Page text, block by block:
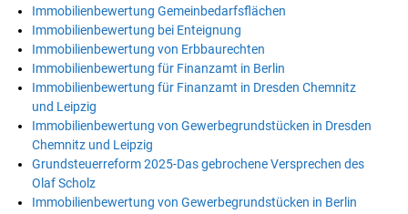
Immobilienbewertung Gemeinbedarfsflächen
Immobilienbewertung bei Enteignung
Immobilienbewertung von Erbbaurechten
Immobilienbewertung für Finanzamt in Berlin
Immobilienbewertung für Finanzamt in Dresden Chemnitz
und Leipzig
Immobilienbewertung von Gewerbegrundstücken in Dresden
Chemnitz und Leipzig
Grundsteuerreform 2025-Das gebrochene Versprechen des
Olaf Scholz
Immobilienbewertung von Gewerbegrundstücken in Berlin